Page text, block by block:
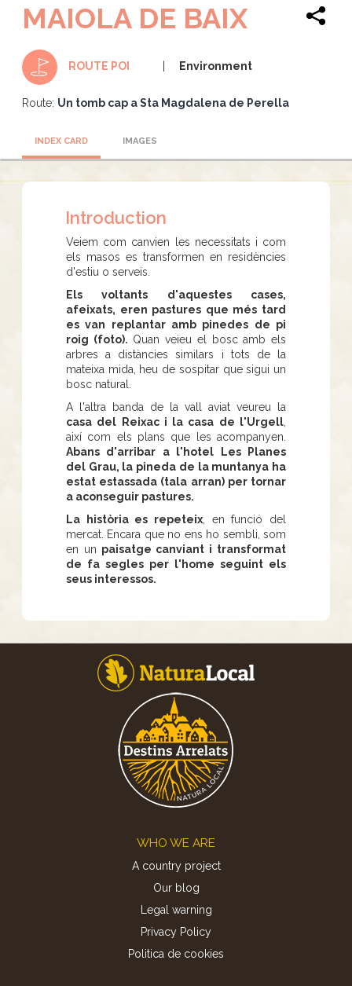
MAIOLA DE BAIX
ROUTE POI Environment
Route: Un tomb cap a Sta Magdalena de Perella
INDEX CARD IMAGES
Introduction
Veiem com canvien les necessitats i com
els masos es transformen en residències
d'estiu o serveis.
Els voltants d'aquestes cases,
afeixats, eren pastures que més tard
es van replantar amb pinedes de pi
roig (foto). Quan veieu el bosc amb els
arbres a distàncies similars i tots de la
mateixa mida, heu de sospitar que sigui un
bosc natural.
A l'altra banda de la vall aviat veureu la
casa del Reixac i la casa de l'Urgell
així com els plans que les acompanyen.
Abans d'arribar a l'hotel Les Planes
del Grau, la pineda de la muntanya ha
estat estassada (tala arran) per tornar
a aconseguir pastures.
La història es repeteix , en funció del
mercat. Encara que no ens ho sembli, som
en un paisatge canviant i transformat
de fa segles per l'home seguint els
seus interessos.
WHO WE ARE
A country project
Our blog
Legal warning
Privacy Policy
Politica de cookies